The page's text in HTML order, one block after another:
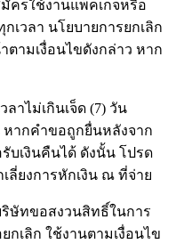
รใช้งานแพ็คเกจหรือ
เวลา นโยบายการยกเลิก
ามเงื่อนไขดังกล่าว หาก
าไม่เกินเจ็ด (7) วัน
หากคำขอถูกยื่นหลังจาก
บเงินคืนได้ ดังนั้น โปรด
ลี่ยงการหักเงิน ณ ที่จ่าย
ษัทขอสงวนสิทธิ์ในการ
เลิก ใช้งานตามเงื่อนไข